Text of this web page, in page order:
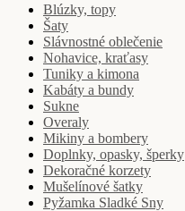
Blúzky, topy
Šaty
Slávnostné oblečenie
Nohavice, kraťasy
Tuniky a kimona
Kabáty a bundy
Sukne
Overaly
Mikiny a bombery
Doplnky, opasky, šperky
Dekoračné korzety
Mušelínové šatky
Pyžamka Sladké Sny